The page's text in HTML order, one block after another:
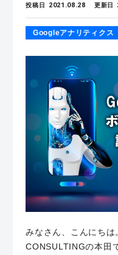
投稿日 2021.08.28 更新日
Googleアナリティクス
みなさん、こんにち
CONSULTINGの本田